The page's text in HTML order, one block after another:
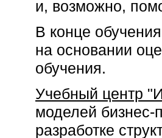
и, возможно,
В конце
на основании
обучения.
Учебный центр
моделей
разработке